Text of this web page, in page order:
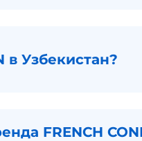
в Узбекистан?
FRENCH